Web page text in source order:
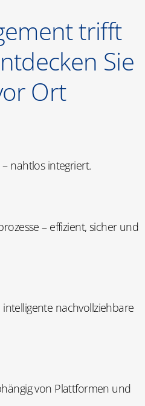
trifft
Sie
Ort
nahtlos integriert.
– effizient, sicher und
nachvollziehbare
von Plattformen und